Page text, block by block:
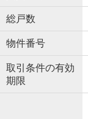
総戸数
物件番号
取引条件の有効
期限